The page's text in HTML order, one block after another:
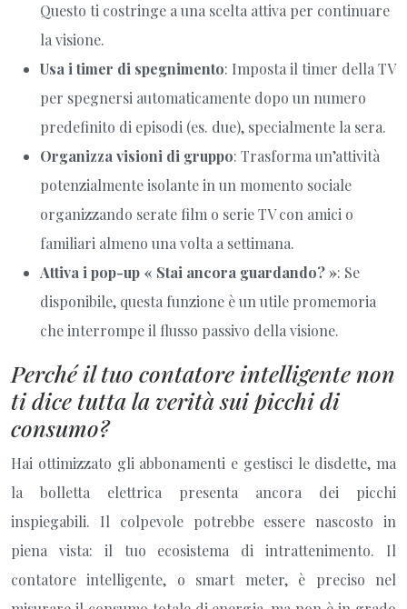
Questo ti costringe a una scelta attiva per continuare
la visione.
Usa i timer di spegnimento: Imposta il timer della TV
per spegnersi automaticamente dopo un numero
predefinito di episodi (es. due), specialmente la sera.
Organizza visioni di gruppo: Trasforma un’attività
potenzialmente isolante in un momento sociale
organizzando serate film o serie TV con amici o
familiari almeno una volta a settimana.
Attiva i pop-up « Stai ancora guardando? »: Se
disponibile, questa funzione è un utile promemoria
che interrompe il flusso passivo della visione.
Perché il tuo contatore intelligente non
ti dice tutta la verità sui picchi di
consumo?
Hai ottimizzato gli abbonamenti e gestisci le disdette, ma
la bolletta elettrica presenta ancora dei picchi
inspiegabili. Il colpevole potrebbe essere nascosto in
piena vista: il tuo ecosistema di intrattenimento. Il
contatore intelligente, o smart meter, è preciso nel